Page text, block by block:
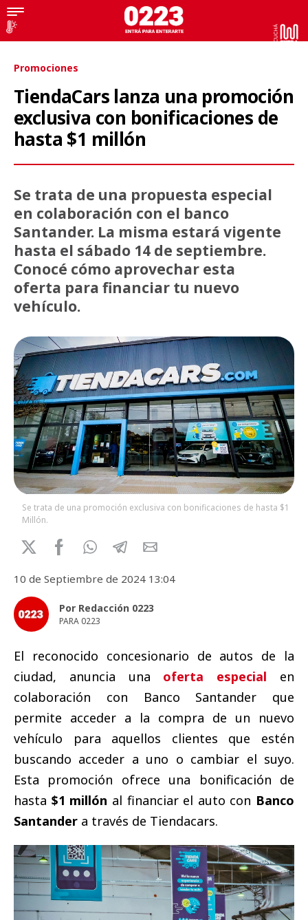
Promociones
TiendaCars lanza una promoción
exclusiva con bonificaciones de
hasta $1 millón
Se trata de una propuesta especial
en colaboración con el banco
Santander. La misma estará vigente
hasta el sábado 14 de septiembre.
Conocé cómo aprovechar esta
oferta para financiar tu nuevo
vehículo.
Se trata de una promoción exclusiva con bonificaciones de hasta $1
Millón.
10 de Septiembre de 2024 13:04
Por Redacción 0223
PARA 0223
El reconocido concesionario de autos de la
ciudad, anuncia una oferta especial en
colaboración con Banco Santander que
permite acceder a la compra de un nuevo
vehículo para aquellos clientes que estén
buscando acceder a uno o cambiar el suyo.
Esta promoción ofrece una bonificación de
hasta $1 millón al financiar el auto con Banco
Santander a través de Tiendacars.